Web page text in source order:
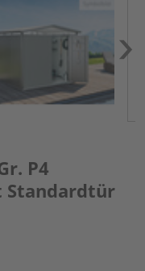
P4
Standardtür